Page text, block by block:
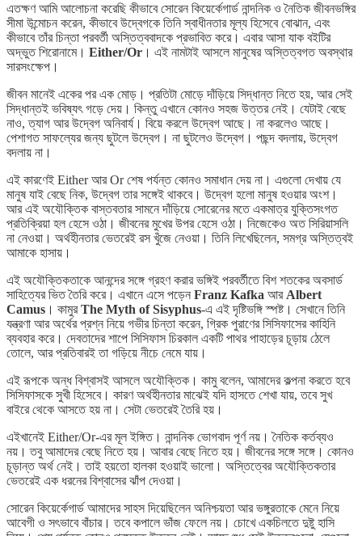
এতক্ষণ আমি আলোচনা করেছি কীভাবে সোরেন কিয়ের্কেগার্ড নান্দনিক ও নৈতিক জীবনভঙ্গির
সীমা উন্মোচন করেন, কীভাবে উদ্বেগকে তিনি স্বাধীনতার মূল্য হিসেবে বোঝান, এবং
কীভাবে তাঁর চিন্তা পরবর্তী অস্তিত্ববাদকে প্রভাবিত করে। এবার আসা যাক বইটির
অদ্ভুত শিরোনামে। Either/Or । এই নামটাই আসলে মানুষের অস্তিত্বগত অবস্থার
সারসংক্ষেপ।
জীবন মানেই একের পর এক মোড়। প্রতিটা মোড়ে দাঁড়িয়ে সিদ্ধান্ত নিতে হয়, আর সেই
সিদ্ধান্তই ভবিষ্যৎ গড়ে দেয়। কিন্তু এখানে কোনও সহজ উত্তর নেই। যেটাই বেছে
নাও, ত্যাগ আর উদ্বেগ অনিবার্য। বিয়ে করলে উদ্বেগ আছে। না করলেও আছে।
পেশাগত সাফল্যের জন্য ছুটলে উদ্বেগ। না ছুটলেও উদ্বেগ। পছন্দ বদলায়, উদ্বেগ
বদলায় না।
এই কারণেই Either আর Or শেষ পর্যন্ত কোনও সমাধান দেয় না। এগুলো দেখায় যে
মানুষ যাই বেছে নিক, উদ্বেগ তার সঙ্গেই থাকবে। উদ্বেগ হলো মানুষ হওয়ার অংশ।
আর এই অযৌক্তিক বাস্তবতার সামনে দাঁড়িয়ে সোরেনের মতে একমাত্র যুক্তিসংগত
প্রতিক্রিয়া হল হেসে ওঠা। জীবনের মুখের উপর হেসে ওঠা। নিজেকেও অত সিরিয়াসলি
না নেওয়া। অর্থহীনতার ভেতরেই রস খুঁজে নেওয়া। তিনি লিখেছিলেন, সমগ্র অস্তিত্বই
আমাকে হাসায়।
এই অযৌক্তিকতাকে আনন্দের সঙ্গে গ্রহণ করার ভঙ্গিই পরবর্তীতে বিশ শতকের অবসার্ড
সাহিত্যের ভিত তৈরি করে। এখানে এসে পড়েন Franz Kafka আর Albert
Camus । কামুরThe Myth of Sisyphus-এ এই দৃষ্টিভঙ্গি স্পষ্ট। সেখানে তিনি
যন্ত্রণা আর অর্থের প্রশ্ন নিয়ে গভীর চিন্তা করেন, গ্রিক পুরাণের সিসিফাসের কাহিনি
ব্যবহার করে। দেবতাদের শাপে সিসিফাস চিরকাল একটি পাথর পাহাড়ের চূড়ায় ঠেলে
তোলে, আর প্রতিবারই তা গড়িয়ে নীচে নেমে যায়।
এই রূপকে অন্ধ বিশ্বাসই আসলে অযৌক্তিক। কামু বলেন, আমাদের কল্পনা করতে হবে
সিসিফাসকে সুখী হিসেবে। কারণ অর্থহীনতার মাঝেই যদি হাসতে শেখা যায়, তবে সুখ
বাইরে থেকে আসতে হয় না। সেটা ভেতরেই তৈরি হয়।
এইখানেই Either/Or-এর মূল ইঙ্গিত। নান্দনিক ভোগবাদ পূর্ণ নয়। নৈতিক কর্তব্যও
নয়। তবু আমাদের বেছে নিতে হয়। আবার বেছে নিতে হয়। জীবনের সঙ্গে সঙ্গে। কোনও
চূড়ান্ত অর্থ নেই। তাই হয়তো হালকা হওয়াই ভালো। অস্তিত্বের অযৌক্তিকতার
ভেতরেই এক ধরনের বিশ্বাসের ঝাঁপ দেওয়া।
সোরেন কিয়ের্কেগার্ড আমাদের সাহস দিয়েছিলেন অনিশ্চয়তা আর ভঙ্গুরতাকে মেনে নিয়ে
আবেগী ও সৎভাবে বাঁচার। তবে কপালে ভাঁজ ফেলে নয়। চোখে একচিলতে দুষ্টু হাসি